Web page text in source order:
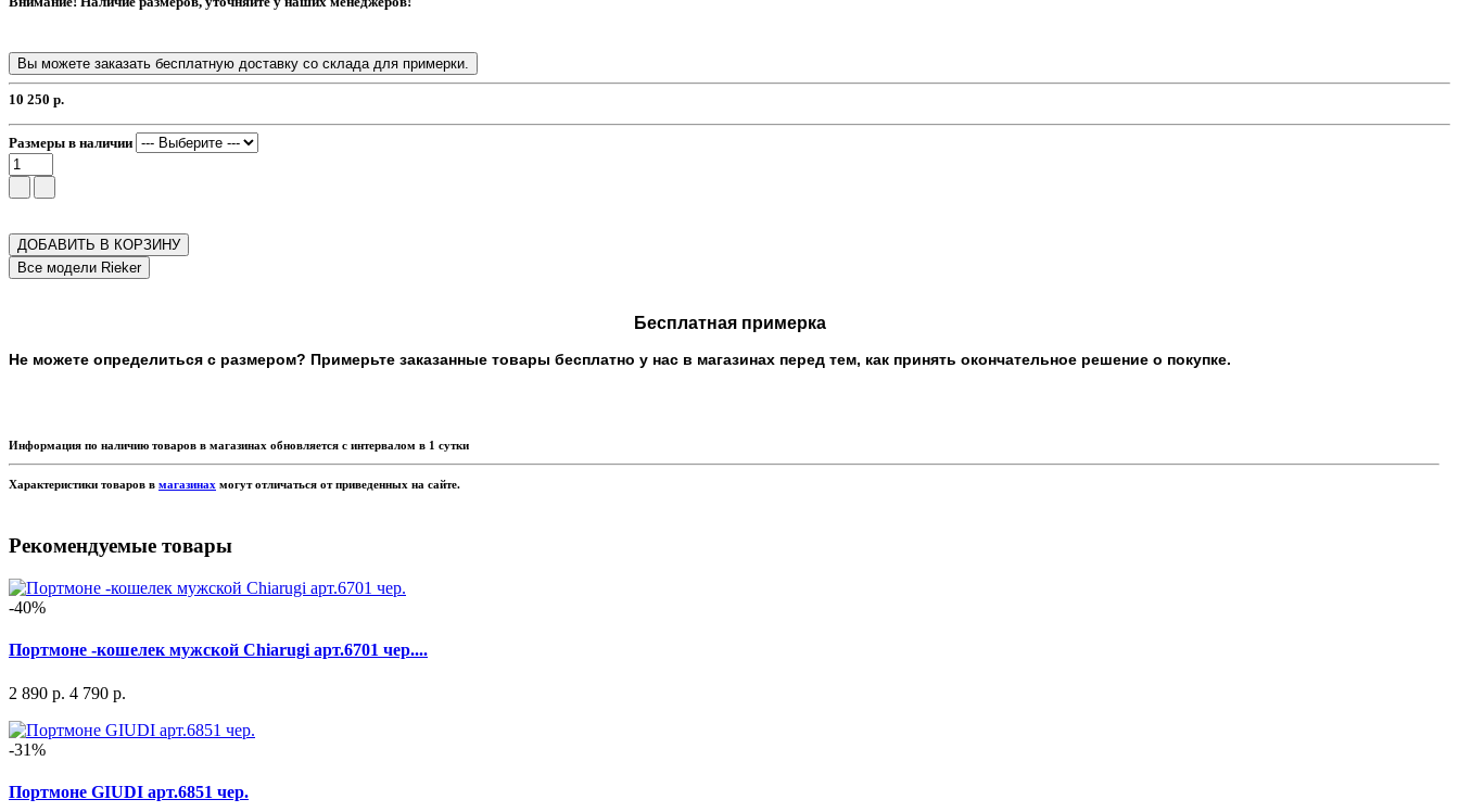
Вы можете заказать бесплатную доставку со склада для примерки.
10 250 р.
Размеры в наличии
ДОБАВИТЬ В КОРЗИНУ
Бесплатная примерка
Не можете определиться с размером? Примерьте заказанные товары бесплатно у нас в магазинах перед тем, как принять окончательное решение о покупке.
Информация по наличию товаров в магазинах обновляется с интервалом в 1 сутки
Характеристики товаров в магазинах могут отличаться от приведенных на сайте.
Рекомендуемые товары
-40%
Портмоне -кошелек мужской Chiarugi арт.6701 чер....
2 890 р. 4 790 р.
-31%
Портмоне GIUDI арт.6851 чер.